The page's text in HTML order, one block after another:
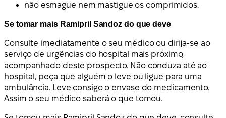
não esmague nem mastigue os comprimidos.
Se tomar mais Ramipril Sandoz do que deve
Consulte imediatamente o seu médico ou dirija-se ao
serviço de urgências do hospital mais próximo,
acompanhado deste prospecto. Não conduza até ao
hospital, peça que alguém o leve ou ligue para uma
ambulância. Leve consigo o envase do medicamento.
Assim o seu médico saberá o que tomou.